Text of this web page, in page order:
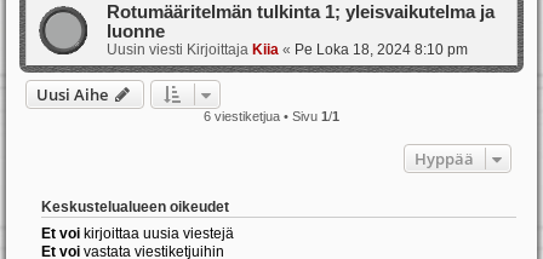
Rotumääritelmän tulkinta 1; yleisvaikutelma ja
luonne
Uusin viesti Kirjoittaja Kiia « Pe Loka 18, 2024 8:10 pm
Uusi Aihe
6 viestiketjua • Sivu 1/1
Hyppää
Keskustelualueen oikeudet
Et voi kirjoittaa uusia viestejä
Et voi vastata viestiketjuihin